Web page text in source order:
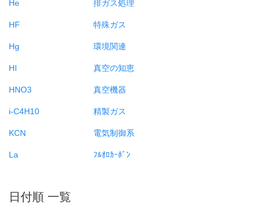
HF
Hg
HI
HNO3
i-C4H10
KCN
La
特殊ガス
環境関連
真空の知恵
真空機器
精製ガス
電気制御系
ﾌﾙｵﾛｶｰﾎﾞﾝ
日付順 一覧